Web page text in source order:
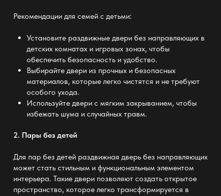
Рекомендации для семей с детьми:
Установите раздвижные двери без направляющих в
детских комнатах и игровых зонах, чтобы
обеспечить безопасность и удобство.
Выбирайте двери из прочных и безопасных
материалов, которые легко чистятся и не требуют
особого ухода.
Используйте двери с мягким закрыванием, чтобы
избежать шума и случайных травм.
2. Пары без детей
Для пар без детей раздвижная дверь без направляющих
может стать стильным и функциональным элементом
интерьера. Такие двери позволяют создать открытое
пространство, которое легко трансформируется в